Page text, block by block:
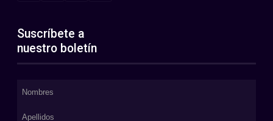
Suscríbete a
nuestro boletín